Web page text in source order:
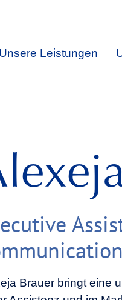
Unsere Leistungen
Brauer bringt eine